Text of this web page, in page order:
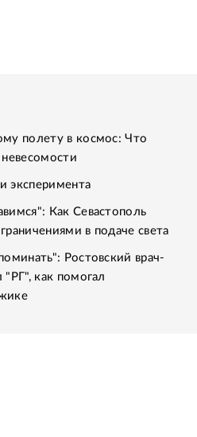
полету в космос: Что
эксперимента
Как Севастополь
в подаче света
Ростовский врач-
"РГ", как помогал